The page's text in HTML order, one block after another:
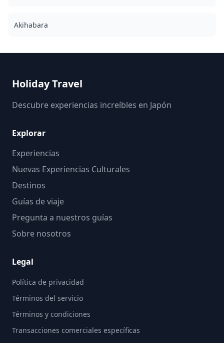
Akihabara
Holiday Travel
Descubre experiencias increíbles en Japón
Explorar
Experiencias
Nuevas Experiencias Culturales
Destinos
Guías de viaje
Pregunta a nuestros guías
Sobre nosotros
Legal
Política de privacidad
Términos del servicio
Términos y condiciones
Transacciones comerciales específicas